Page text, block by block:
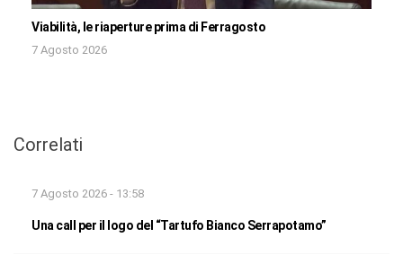
Viabilità, le riaperture prima di Ferragosto
7 Agosto 2026
Correlati
7 Agosto 2026 - 13:58
Una call per il logo del “Tartufo Bianco Serrapotamo”